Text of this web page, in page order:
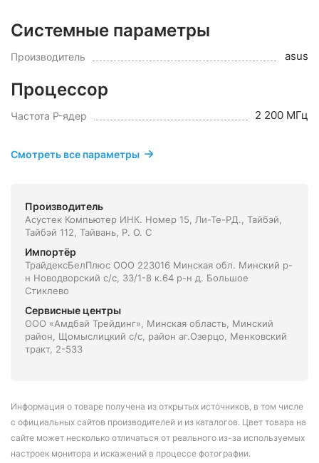
Системные параметры
Производитель asus
Процессор
Частота P-ядер 2 200 МГц
Смотреть все параметры
Производитель
Асустек Компьютер ИНК. Номер 15, Ли-Те-РД., Тайбэй,
Тайбэй 112, Тайвань, Р. О. С
Импортёр
ТрайдексБелПлюс ООО 223016 Минская обл. Минский р-
н Новодворский с/с, 33/1-8 к.64 р-н д. Большое
Стиклево
Сервисные центры
ООО «Амдбай Трейдинг», Минская область, Минский
район, Щомыслицкий с/с, район аг.Озерцо, Менковский
тракт, 2-533
Информация о товаре получена из открытых источников, в том числе
с официальных сайтов производителей и из каталогов. Цвет товара на
сайте может несколько отличаться от реального из-за используемых
настроек монитора и искажений в процессе фотографии.